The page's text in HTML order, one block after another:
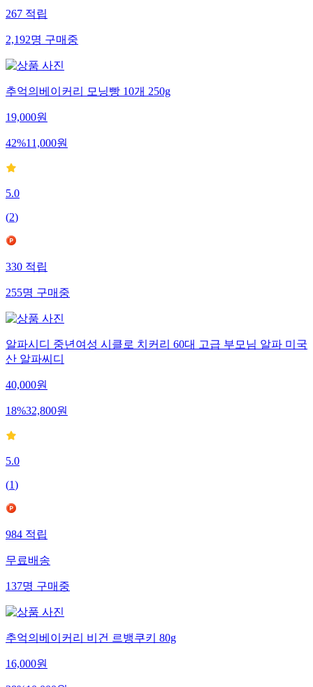
267적립
2,192명구매중
추억의베이커리 모닝빵 10개 250g
19,000원
42%11,000원
5.0
(2)
330적립
255명구매중
알파시디 중년여성 시클로 치커리 60대 고급 부모님 알파 미국
산 알파씨디
40,000원
18%32,800원
5.0
(1)
984적립
무료배송
137명구매중
추억의베이커리 비건 르뱅쿠키 80g
16,000원